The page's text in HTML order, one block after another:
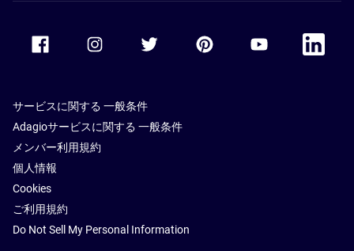
Accor Youtube
Accor
サービスに関する 一般条件
Adagioサービスに関する 一般条件
メンバー利用規約
個人情報
Cookies
ご利用規約
Do Not Sell My Personal Information